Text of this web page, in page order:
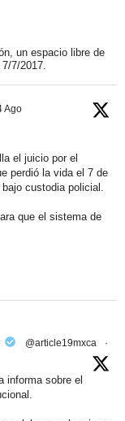
un espacio libre de
7/2017.
Ago
el juicio por el
perdió la vida el 7 de
custodia policial.
que el sistema de
@article19mxca
·
informa sobre el